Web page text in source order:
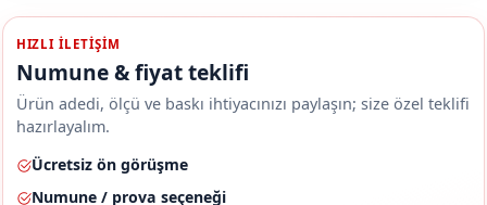
HIZLI ILETIŞIM
Numune & fiyat teklifi
Ürün adedi, ölçü ve baskı ihtiyacınızı paylaşın; size özel teklifi
hazırlayalım.
Ücretsiz ön görüşme
Numune / prova seçeneği